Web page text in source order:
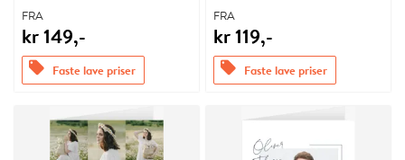
FRA
kr 149,-
offers Faste lave priser
FRA
kr 119,-
offers Faste lave priser